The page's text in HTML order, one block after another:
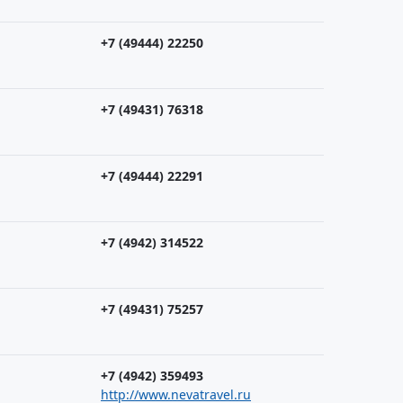
+7 (49444) 22250
+7 (49431) 76318
+7 (49444) 22291
+7 (4942) 314522
+7 (49431) 75257
+7 (4942) 359493
http://www.nevatravel.ru